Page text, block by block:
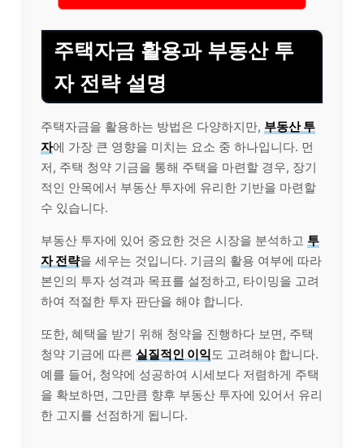
주택자금 활용과 부동산 투
자 전략 설명
주택자금을 활용하는 방법은 다양하지만, 부동산 투
자에 가장 큰 영향을 미치는 요소 중 하나입니다. 먼
저, 주택 청약 기금을 통해 주택을 마련할 경우, 장기
적인 안목에서 부동산 투자에 유리한 기반을 마련할
수 있습니다.
부동산 투자에 있어 중요한 것은 시장을 분석하고 투
자 전략을 세우는 것입니다. 기금의 활용 여부에 따라
본인의 투자 성격과 목표를 설정하고, 타이밍을 고려
하여 적절한 투자 판단을 해야 합니다.
또한, 혜택을 받기 위해 청약을 진행하다 보면, 주택
청약 기금에 따른 실질적인 이익도 고려해야 합니다.
예를 들어, 청약에 성공하여 시세보다 저렴하게 주택
을 확보하면, 그만큼 향후 부동산 투자에 있어서 유리
한 고지를 선점하게 됩니다.